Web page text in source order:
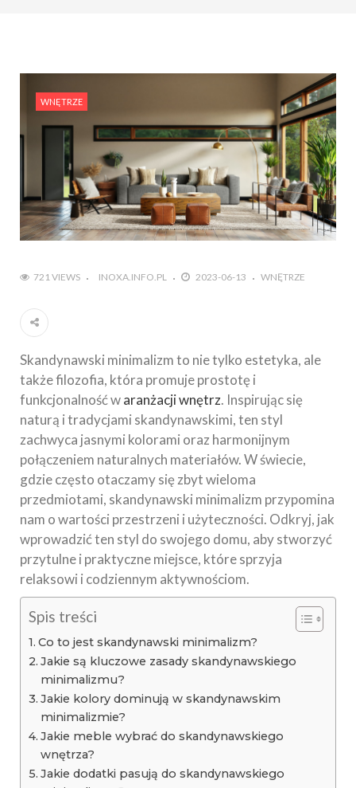
WNĘTRZE
721 VIEWS INOXA.INFO.PL 2023-06-13 WNĘTRZE
Skandynawski minimalizm to nie tylko estetyka, ale
także filozofia, która promuje prostotę i
funkcjonalność waranżacji wnętrz. Inspirując się
naturą i tradycjami skandynawskimi, ten styl
zachwyca jasnymi kolorami oraz harmonijnym
połączeniem naturalnych materiałów. W świecie,
gdzie często otaczamy się zbyt wieloma
przedmiotami, skandynawski minimalizm przypomina
nam o wartości przestrzeni i użyteczności. Odkryj, jak
wprowadzić ten styl do swojego domu, aby stworzyć
przytulne i praktyczne miejsce, które sprzyja
relaksowi i codziennym aktywnościom.
Spis treści
Co to jest skandynawski minimalizm?
Jakie są kluczowe zasady skandynawskiego
minimalizmu?
Jakie kolory dominują w skandynawskim
minimalizmie?
Jakie meble wybrać do skandynawskiego
wnętrza?
Jakie dodatki pasują do skandynawskiego